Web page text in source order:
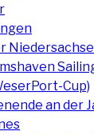
Cup)
an der